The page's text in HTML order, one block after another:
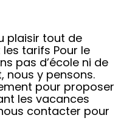
plaisir tout de
tarifs Pour le
pas d’école ni de
nous y pensons.
pour proposer
les vacances
contacter pour